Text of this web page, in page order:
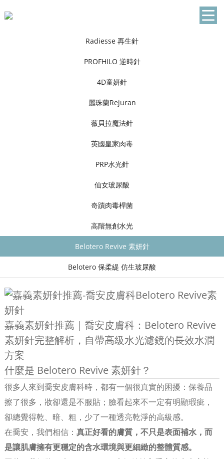
Radiesse 再生針
PROFHILO 逆時針
4D童妍針
麗珠蘭Rejuran
薇貝拉魔法針
英國皇家肉毒
PRP水光針
仙女玻尿酸
奇蹟肉毒桿菌
高階無創水光
Belotero Revive 素妍針
Belotero 保柔緹 仿生玻尿酸
嘉義素妍針推薦｜喬安皮膚科：Belotero Revive
素妍針完整解析，自帶高級水光濾鏡的長效水潤
方案
什麼是 Belotero Revive 素妍針？
很多人來到喬安皮膚科時，都有一個很真實的困擾：保養品
擦了很多，妝卻還是不服貼；臉看起來不一定有明顯瑕疵，
卻總覺得乾、暗、粗，少了一種透亮乾淨的高級感。
在喬安，我們相信： 真正好看的膚質，不只是表面補水，而
是讓肌膚擁有更穩定的含水環境與更細緻的整體質感。